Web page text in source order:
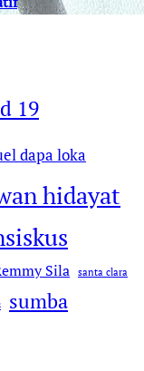
19
dapa loka
hidayat
Sila santa clara
sumba